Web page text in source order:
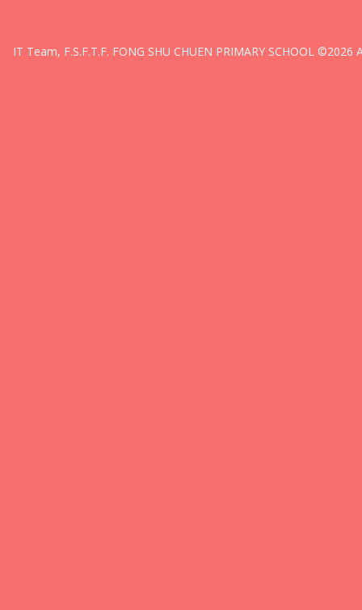
IT Team, F.S.F.T.F. FONG SHU CHUEN PRIMARY SCHOOL ©2026